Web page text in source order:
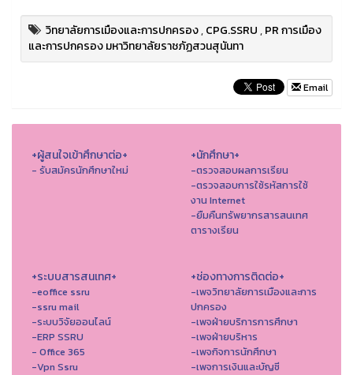
วิทยาลัยการเมืองและการปกครอง,CPG.SSRU,PR การเมือง
และการปกครอง มหาวิทยาลัยราชภัฏสวนสุนันทา
Email
+ผู้สนใจเข้าศึกษาต่อ+
- รับสมัครนักศึกษาใหม่
+นักศึกษา+
-ตรวจสอบผลการเรียน
-ตรวจสอบการใช้รหัสการใช้
งาน Internet
-ยืมคืนทรัพยากรสารสนเทศ
ตารางเรียน
+ระบบสารสนเทศ+
-eoffice ssru
-ssru mail
-ระบบวิจัยออนไลน์
-ERP SSRU
- Office 365
-Vpn Ssru
+ช่องทางการติดต่อ+
-เพจวิทยาลัยการเมืองและการ
ปกครอง
-เพจฝ่ายบริการการศึกษา
-เพจฝ่ายบริหาร
-เพจกิจการนักศึกษา
-เพจการเงินและบัญชี